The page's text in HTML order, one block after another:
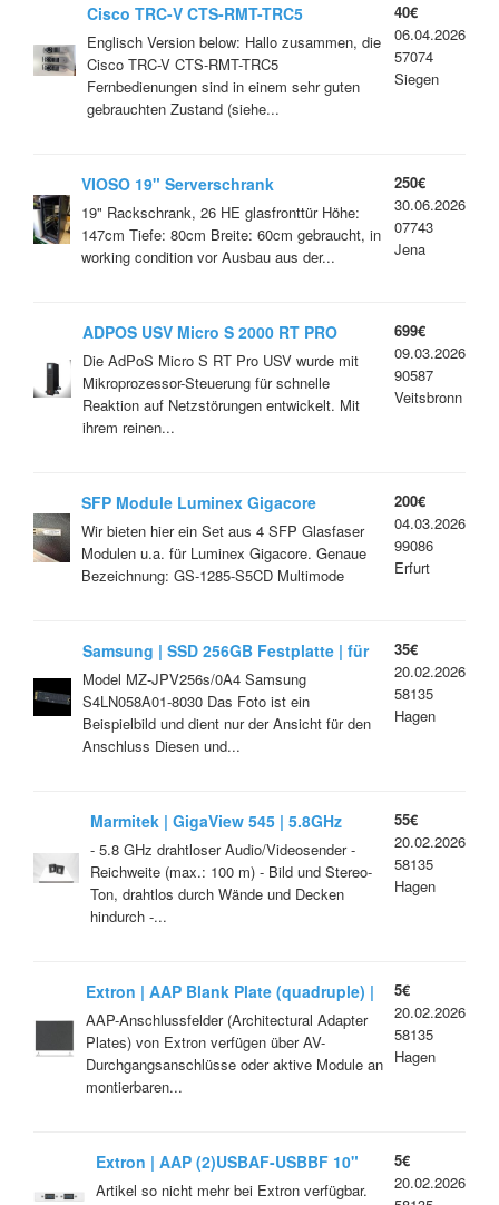
Cisco TRC-V CTS-RMT-TRC5
Fernbedienung Remote Control
Englisch Version below: Hallo zusammen, die
Cisco TRC-V CTS-RMT-TRC5
Fernbedienungen sind in einem sehr guten
gebrauchten Zustand (siehe...
40€
06.04.2026
57074
Siegen
VIOSO 19" Serverschrank
19" Rackschrank, 26 HE glasfronttür Höhe:
147cm Tiefe: 80cm Breite: 60cm gebraucht, in
working condition vor Ausbau aus der...
250€
30.06.2026
07743
Jena
ADPOS USV Micro S 2000 RT PRO
Die AdPoS Micro S RT Pro USV wurde mit
Mikroprozessor-Steuerung für schnelle
Reaktion auf Netzstörungen entwickelt. Mit
ihrem reinen...
699€
09.03.2026
90587
Veitsbronn
SFP Module Luminex Gigacore
Multimode
Wir bieten hier ein Set aus 4 SFP Glasfaser
Modulen u.a. für Luminex Gigacore. Genaue
Bezeichnung: GS-1285-S5CD Multimode
200€
04.03.2026
99086
Erfurt
Samsung | SSD 256GB Festplatte | für
MacBook
Model MZ-JPV256s/0A4 Samsung
S4LN058A01-8030 Das Foto ist ein
Beispielbild und dient nur der Ansicht für den
Anschluss Diesen und...
35€
20.02.2026
58135
Hagen
Marmitek | GigaView 545 | 5.8GHz
Wireless Audio/Video Sender
- 5.8 GHz drahtloser Audio/Videosender -
Reichweite (max.: 100 m) - Bild und Stereo-
Ton, drahtlos durch Wände und Decken
hindurch -...
55€
20.02.2026
58135
Hagen
Extron | AAP Blank Plate (quadruple) |
black | Part No. 70-090-14
AAP-Anschlussfelder (Architectural Adapter
Plates) von Extron verfügen über AV-
Durchgangsanschlüsse oder aktive Module an
montierbaren...
5€
20.02.2026
58135
Hagen
Extron | AAP (2)USBAF-USBBF 10"
PGTAILS | white | Part No. 70-382-13
Artikel so nicht mehr bei Extron verfügbar.
5€
20.02.2026